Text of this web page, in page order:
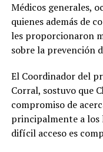
Médicos generales,
quienes además de
les proporcionaron
sobre la prevención
El Coordinador del
Corral, sostuvo que
compromiso de
principalmente a los
difícil acceso es